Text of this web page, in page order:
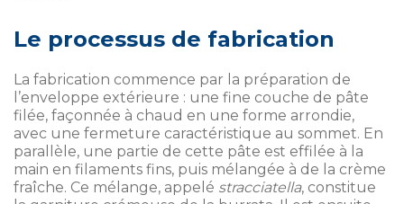
Le processus de fabrication
La fabrication commence par la préparation de
l’enveloppe extérieure : une fine couche de pâte
filée, façonnée à chaud en une forme arrondie,
avec une fermeture caractéristique au sommet. En
parallèle, une partie de cette pâte est effilée à la
main en filaments fins, puis mélangée à de la crème
fraîche. Ce mélange, appelé stracciatella, constitue